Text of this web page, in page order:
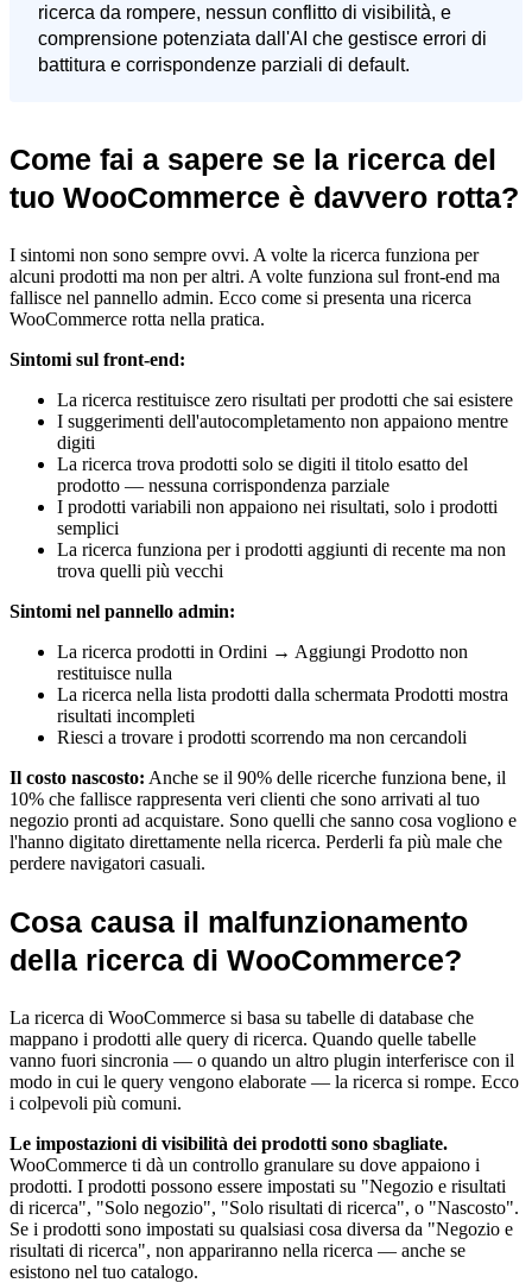
ricerca da rompere, nessun conflitto di visibilità, e
comprensione potenziata dall'AI che gestisce errori di
battitura e corrispondenze parziali di default.
Come fai a sapere se la ricerca del
tuo WooCommerce è davvero rotta?
I sintomi non sono sempre ovvi. A volte la ricerca funziona per
alcuni prodotti ma non per altri. A volte funziona sul front-end ma
fallisce nel pannello admin. Ecco come si presenta una ricerca
WooCommerce rotta nella pratica.
Sintomi sul front-end:
La ricerca restituisce zero risultati per prodotti che sai esistere
I suggerimenti dell'autocompletamento non appaiono mentre
digiti
La ricerca trova prodotti solo se digiti il titolo esatto del
prodotto — nessuna corrispondenza parziale
I prodotti variabili non appaiono nei risultati, solo i prodotti
semplici
La ricerca funziona per i prodotti aggiunti di recente ma non
trova quelli più vecchi
Sintomi nel pannello admin:
La ricerca prodotti in Ordini → Aggiungi Prodotto non
restituisce nulla
La ricerca nella lista prodotti dalla schermata Prodotti mostra
risultati incompleti
Riesci a trovare i prodotti scorrendo ma non cercandoli
Il costo nascosto: Anche se il 90% delle ricerche funziona bene, il
10% che fallisce rappresenta veri clienti che sono arrivati al tuo
negozio pronti ad acquistare. Sono quelli che sanno cosa vogliono e
l'hanno digitato direttamente nella ricerca. Perderli fa più male che
perdere navigatori casuali.
Cosa causa il malfunzionamento
della ricerca di WooCommerce?
La ricerca di WooCommerce si basa su tabelle di database che
mappano i prodotti alle query di ricerca. Quando quelle tabelle
vanno fuori sincronia — o quando un altro plugin interferisce con il
modo in cui le query vengono elaborate — la ricerca si rompe. Ecco
i colpevoli più comuni.
Le impostazioni di visibilità dei prodotti sono sbagliate.
WooCommerce ti dà un controllo granulare su dove appaiono i
prodotti. I prodotti possono essere impostati su "Negozio e risultati
di ricerca", "Solo negozio", "Solo risultati di ricerca", o "Nascosto".
Se i prodotti sono impostati su qualsiasi cosa diversa da "Negozio e
risultati di ricerca", non appariranno nella ricerca — anche se
esistono nel tuo catalogo.